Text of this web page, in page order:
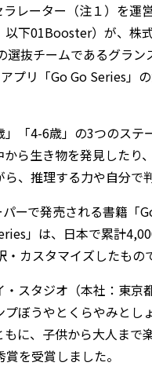
レーター（注１）を運
下01Booster）が、株
抜チームであるグラ
プリ「Go Go Series」
「4-6歳」の3つのステ
ら生き物を発見したり
、推理する力や自分で
ーで発売される書籍
」は、日本で累計
カスタマイズしたもので
スタジオ（本社：東京
ぼうやとくらやみと
に、子供から大人まで
を受賞しました。